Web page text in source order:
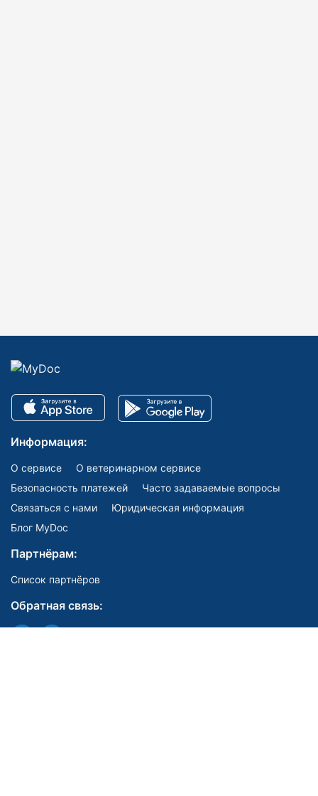
Информация:
О сервисе
О ветеринарном сервисе
Безопасность платежей
Часто задаваемые вопросы
Связаться с нами
Юридическая информация
Блог MyDoc
Партнёрам:
Список партнёров
Обратная связь: